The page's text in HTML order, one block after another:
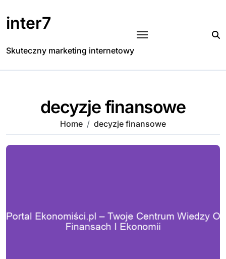
to
content
inter7
Skuteczny marketing internetowy
decyzje finansowe
Home decyzje finansowe